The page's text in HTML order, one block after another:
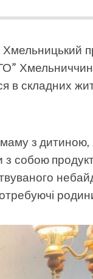
в складних
з дитиною,
собою